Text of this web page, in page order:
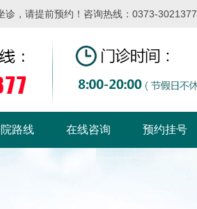
诊，请提前预约！咨询热线：0373-3021377
路线 在线咨询 预约挂号